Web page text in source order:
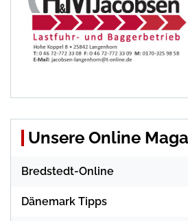
Unsere Online
Bredstedt-Online
Dänemark Tipps